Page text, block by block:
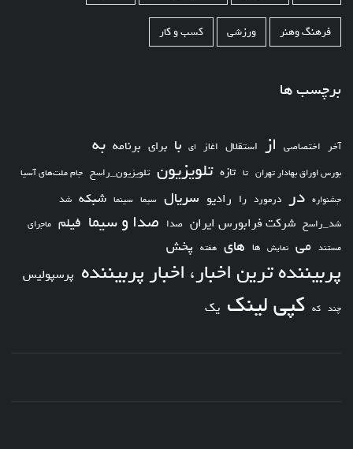
فرهنگ وهنر ورزشی کسب و کار
برچسب ها
آخر اختصاصی از استقلال اغاز ای با برای برنامه به
بورس اوراق بهادار تهران تا تازه تلویزیون تلویزیون_راسخ جام ملت‌های آسیا
جشنواره در درمورد را رادیو سریال سیما سینما شبکه شد
شد_راسخ شرکت فرابورس ایران صدا صدا و سیما فیلم ماجرای
مستند می نمایش ها های هفته پخش
پربیننده ترین اخبار، اخبار پربیننده پرسپولیس
چند که کپی لینک یک